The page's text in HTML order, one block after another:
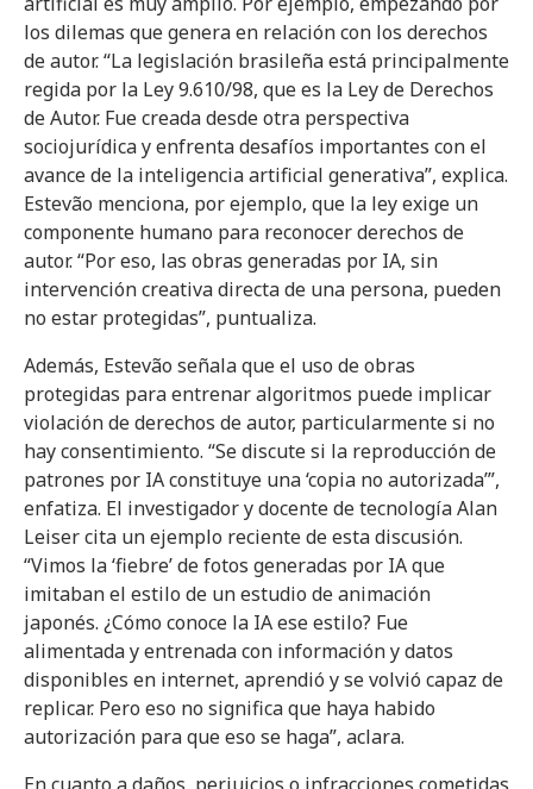
los dilemas que genera en relación con los derechos
de autor. “La legislación brasileña está principalmente
regida por la Ley 9.610/98, que es la Ley de Derechos
de Autor. Fue creada desde otra perspectiva
sociojurídica y enfrenta desafíos importantes con el
avance de la inteligencia artificial generativa”, explica.
Estevão menciona, por ejemplo, que la ley exige un
componente humano para reconocer derechos de
autor. “Por eso, las obras generadas por IA, sin
intervención creativa directa de una persona, pueden
no estar protegidas”, puntualiza.
Además, Estevão señala que el uso de obras
protegidas para entrenar algoritmos puede implicar
violación de derechos de autor, particularmente si no
hay consentimiento. “Se discute si la reproducción de
patrones por IA constituye una ‘copia no autorizada’”,
enfatiza. El investigador y docente de tecnología Alan
Leiser cita un ejemplo reciente de esta discusión.
“Vimos la ‘fiebre’ de fotos generadas por IA que
imitaban el estilo de un estudio de animación
japonés. ¿Cómo conoce la IA ese estilo? Fue
alimentada y entrenada con información y datos
disponibles en internet, aprendió y se volvió capaz de
replicar. Pero eso no significa que haya habido
autorización para que eso se haga”, aclara.